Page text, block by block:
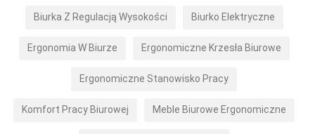
Biurka Z Regulacją Wysokości Biurko Elektryczne
Ergonomia W Biurze Ergonomiczne Krzesła Biurowe
Ergonomiczne Stanowisko Pracy
Komfort Pracy Biurowej Meble Biurowe Ergonomiczne